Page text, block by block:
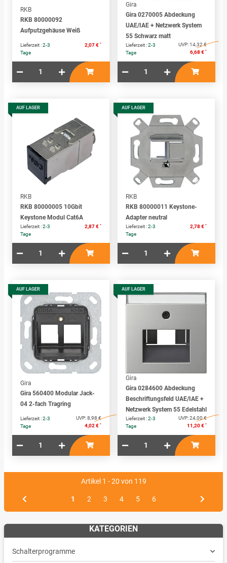
RKB
RKB 80000092
Aufputzgehäuse Weiß
Lieferzeit :2-3
Tage
2,07 € *
Gira
Gira 0270005 Abdeckung
UAE/IAE + Netzwerk System
55 Schwarz matt
Lieferzeit :2-3
Tage
UVP:14,32 €
6,68 € *
AUF LAGER
RKB
RKB 80000005 10Gbit
Keystone Modul Cat6A
Lieferzeit :2-3
Tage
2,87 € *
AUF LAGER
RKB
RKB 80000011 Keystone-
Adapter neutral
Lieferzeit :2-3
Tage
2,78 € *
AUF LAGER
Gira
Gira 560400 Modular Jack-
04 2-fach Tragring
Lieferzeit :2-3
Tage
UVP:8,98 €
4,02 € *
AUF LAGER
Gira
Gira 0284600 Abdeckung
Beschriftungsfeld UAE/IAE +
Netzwerk System 55 Edelstahl
Lieferzeit :2-3
Tage
UVP:24,00 €
11,20 € *
Artikel 1 - 20 von 119
1 2 3 4 5 6
KATEGORIEN
Schalterprogramme